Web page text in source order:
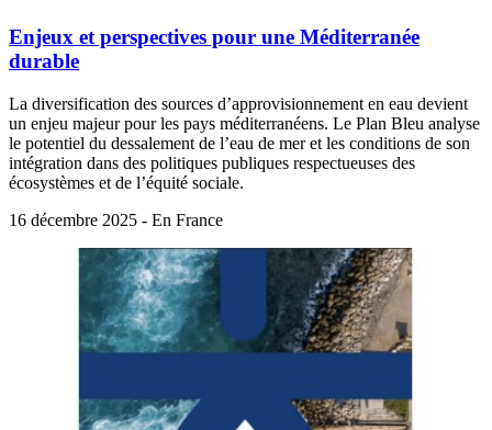
Enjeux et perspectives pour une Méditerranée
durable
La diversification des sources d’approvisionnement en eau devient
un enjeu majeur pour les pays méditerranéens. Le Plan Bleu analyse
le potentiel du dessalement de l’eau de mer et les conditions de son
intégration dans des politiques publiques respectueuses des
écosystèmes et de l’équité sociale.
16 décembre 2025 - En France